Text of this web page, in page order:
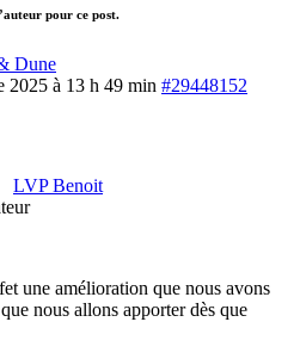
pour ce post.
Dune
2025 à 13 h 49 min #29448152
LVP Benoit
une amélioration que nous avons
nous allons apporter dès que